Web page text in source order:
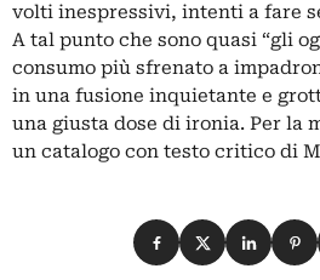
volti inespressivi, intenti a fare
A tal punto che sono quasi “gli
consumo più sfrenato a
in una fusione inquietante e
una giusta dose di ironia. Per la
un catalogo con testo critico di
Condividi su
Condividi su X
Condividi